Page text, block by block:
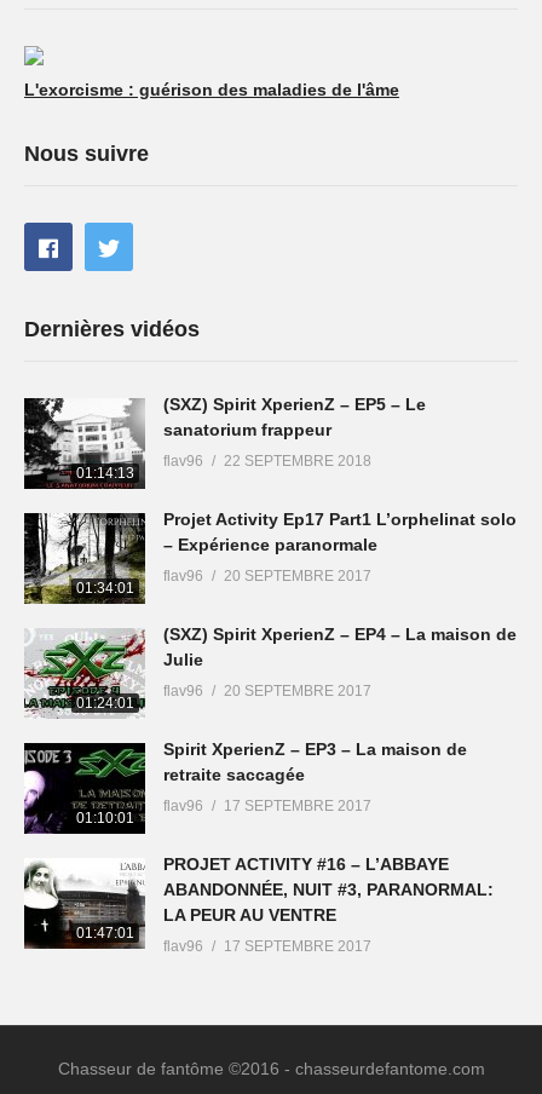
L'exorcisme : guérison des maladies de l'âme
Nous suivre
Dernières vidéos
01:14:13
(SXZ) Spirit XperienZ – EP5 – Le
sanatorium frappeur
flav96 22 SEPTEMBRE 2018
01:34:01
Projet Activity Ep17 Part1 L’orphelinat solo
– Expérience paranormale
flav96 20 SEPTEMBRE 2017
01:24:01
(SXZ) Spirit XperienZ – EP4 – La maison de
Julie
flav96 20 SEPTEMBRE 2017
01:10:01
Spirit XperienZ – EP3 – La maison de
retraite saccagée
flav96 17 SEPTEMBRE 2017
01:47:01
PROJET ACTIVITY #16 – L’ABBAYE
ABANDONNÉE, NUIT #3, PARANORMAL:
LA PEUR AU VENTRE
flav96 17 SEPTEMBRE 2017
Chasseur de fantôme ©2016 - chasseurdefantome.com